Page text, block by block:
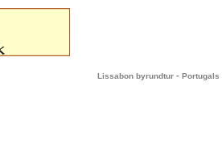
Lissabon byrundtur - Portugals